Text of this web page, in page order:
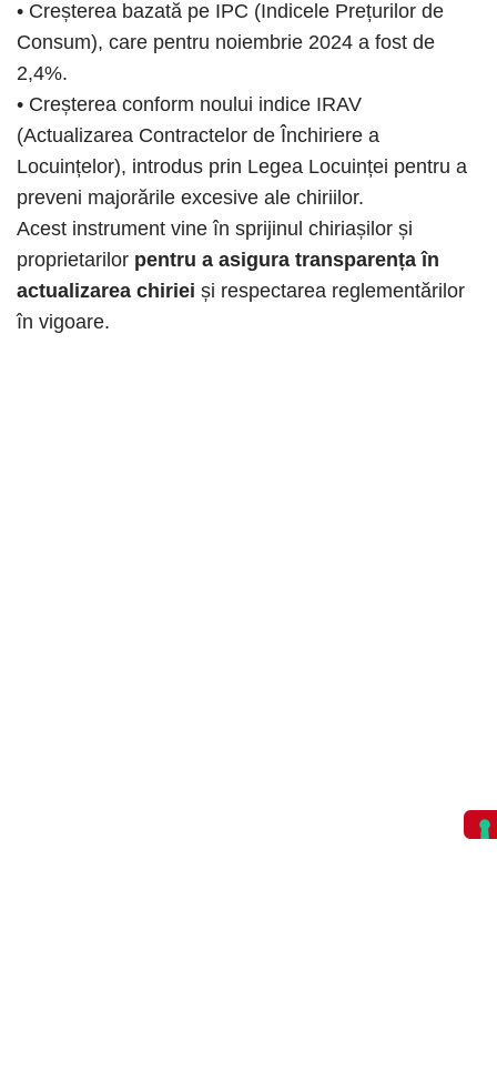
• Creșterea bazată pe IPC (Indicele Prețurilor de
Consum), care pentru noiembrie 2024 a fost de
2,4%.
• Creșterea conform noului indice IRAV
(Actualizarea Contractelor de Închiriere a
Locuințelor), introdus prin Legea Locuinței pentru a
preveni majorările excesive ale chiriilor.
Acest instrument vine în sprijinul chiriașilor și
proprietarilor pentru a asigura transparența în
actualizarea chiriei și respectarea reglementărilor
în vigoare.